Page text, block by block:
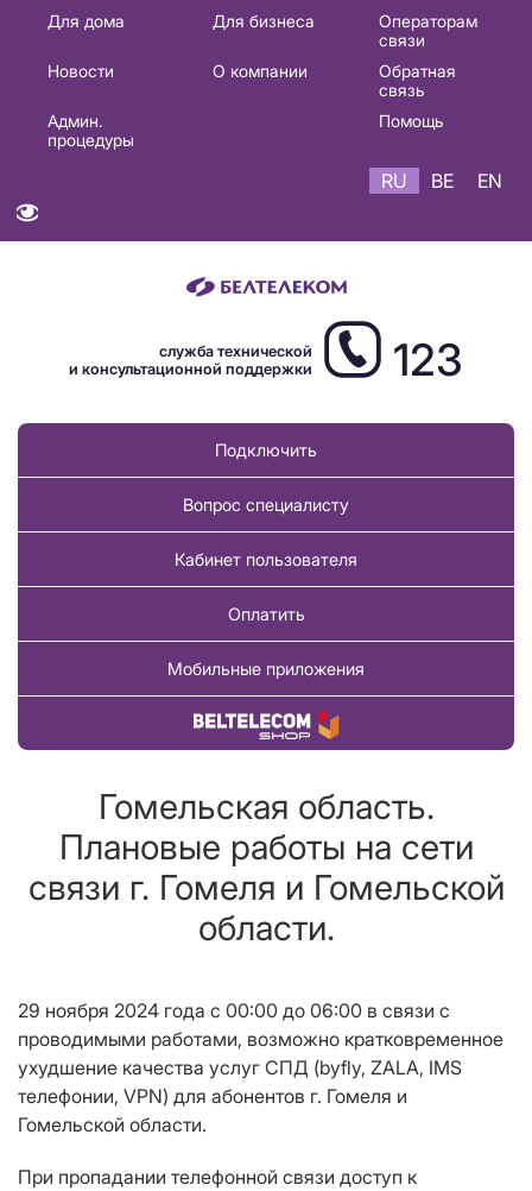
Основная
навигация
Для дома Для бизнеса
Операторам
связи
Новости
О компании
Обратная
связь
Админ.
процедуры
Помощь
RU BE EN
служба технической
и консультационной поддержки
123
Подключить
Вопрос специалисту
Кабинет пользователя
Оплатить
Мобильные приложения
Купить товар
Гомельская область.
Плановые работы на сети
связи г. Гомеля и Гомельской
области.
29 ноября 2024 года с 00:00 до 06:00 в связи с
проводимыми работами, возможно кратковременное
ухудшение качества услуг СПД (byfly, ZALA, IMS
телефонии, VPN) для абонентов г. Гомеля и
Гомельской области.
При пропадании телефонной связи доступ к